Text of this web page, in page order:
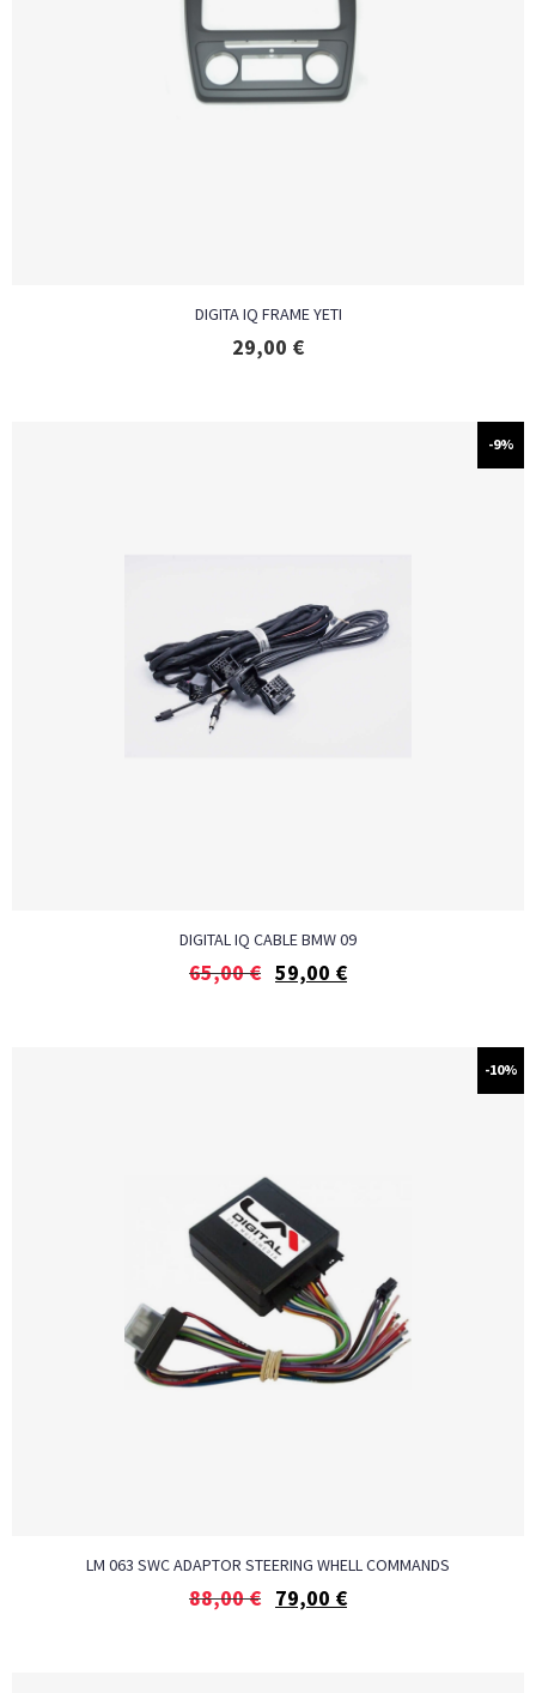
DIGITA IQ FRAME YETI
29,00 €
-9%
DIGITAL IQ CABLE BMW 09
65,00€ 59,00 €
-10%
LM 063 SWC ADAPTOR STEERING WHELL COMMANDS
88,00€ 79,00 €